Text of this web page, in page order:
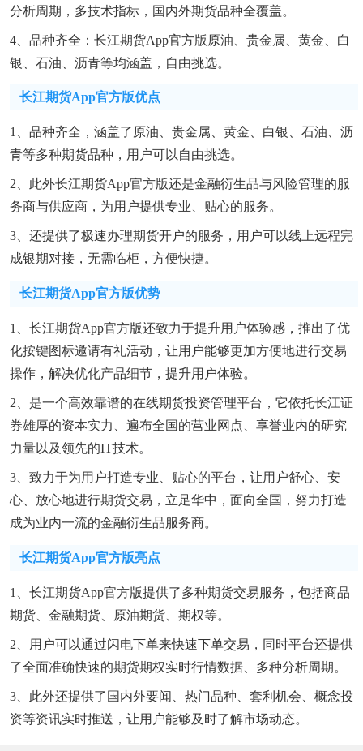
分析周期，多技术指标，国内外期货品种全覆盖。
4、品种齐全：长江期货app官方版原油、贵金属、黄金、白
银、石油、沥青等均涵盖，自由挑选。
长江期货app官方版优点
1、品种齐全，涵盖了原油、贵金属、黄金、白银、石油、沥
青等多种期货品种，用户可以自由挑选。
2、此外长江期货app官方版还是金融衍生品与风险管理的服
务商与供应商，为用户提供专业、贴心的服务。
3、还提供了极速办理期货开户的服务，用户可以线上远程完
成银期对接，无需临柜，方便快捷。
长江期货app官方版优势
1、长江期货app官方版还致力于提升用户体验感，推出了优
化按键图标邀请有礼活动，让用户能够更加方便地进行交易
操作，解决优化产品细节，提升用户体验。
2、是一个高效靠谱的在线期货投资管理平台，它依托长江证
券雄厚的资本实力、遍布全国的营业网点、享誉业内的研究
力量以及领先的IT技术。
3、致力于为用户打造专业、贴心的平台，让用户舒心、安
心、放心地进行期货交易，立足华中，面向全国，努力打造
成为业内一流的金融衍生品服务商。
长江期货app官方版亮点
1、长江期货app官方版提供了多种期货交易服务，包括商品
期货、金融期货、原油期货、期权等。
2、用户可以通过闪电下单来快速下单交易，同时平台还提供
了全面准确快速的期货期权实时行情数据、多种分析周期。
3、此外还提供了国内外要闻、热门品种、套利机会、概念投
资等资讯实时推送，让用户能够及时了解市场动态。